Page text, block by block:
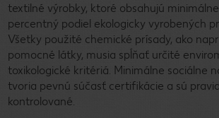
textilné výrobky, ktoré obsahujú
percentný podiel ekologicky vyrobených
Všetky použité chemické prísady, ako
pomocné látky, musia spĺňať určité
toxikologické kritériá. Minimálne sociálne
tvoria pevnú súčasť certifikácie a sú
kontrolované.